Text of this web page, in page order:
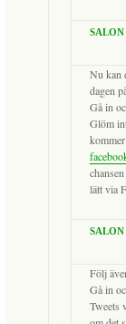
Nu kan
dagen
Gå in
Glöm
lätt via
Följ
Gå in
Tweets